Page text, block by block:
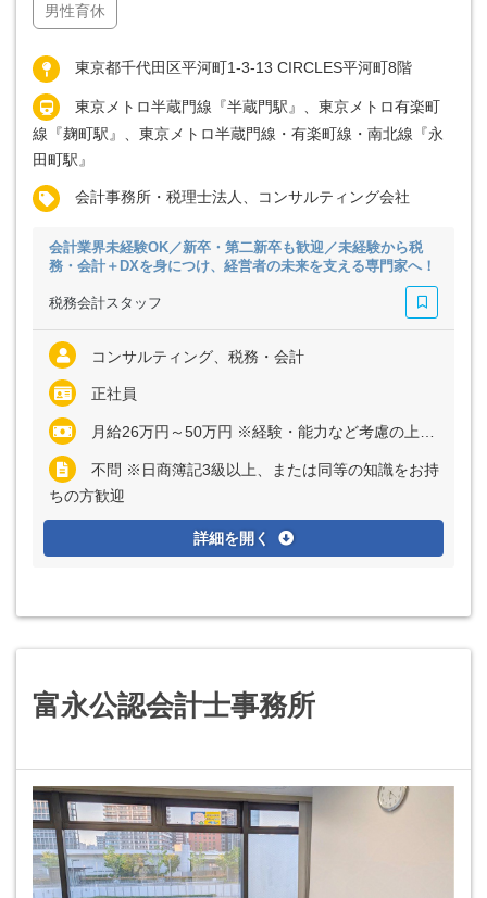
男性育休
東京都千代田区平河町1-3-13 CIRCLES平河町8階
東京メトロ半蔵門線『半蔵門駅』、東京メトロ有楽町
線『麹町駅』、東京メトロ半蔵門線・有楽町線・南北線『永
田町駅』
会計事務所・税理士法人、コンサルティング会社
会計業界未経験OK／新卒・第二新卒も歓迎／未経験から税
務・会計＋DXを身につけ、経営者の未来を支える専門家へ！
税務会計スタッフ
コンサルティング、税務・会計
正社員
月給26万円～50万円 ※経験・能力など考慮の上、決定いたします ※上記に固定残業代（月30時間分＝4万6200円～8万8800円）を含む ※超過分は別途全額支給
不問 ※日商簿記3級以上、または同等の知識をお持
ちの方歓迎
詳細を開く
富永公認会計士事務所